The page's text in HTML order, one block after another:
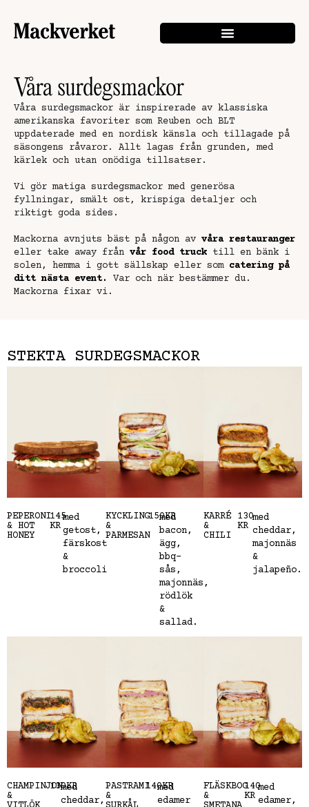
Våra surdegsmackor
Våra surdegsmackor är inspirerade av klassiska
amerikanska favoriter som Reuben och BLT
uppdaterade med en nordisk känsla och tillagade på
säsongens råvaror. Allt lagas från grunden, med
kärlek och utan onödiga tillsatser.
Vi gör matiga surdegsmackor med generösa
fyllningar, smält ost, krispiga detaljer och
riktigt goda sides.
Mackorna avnjuts bäst på någon av våra restauranger
eller take away från vår food truck till en bänk i
solen, hemma i gott sällskap eller som catering på
ditt nästa event.
Var och när bestämmer du.
Mackorna fixar vi.
STEKTA SURDEGSMACKOR
PEPERONI
& HOT
HONEY
145
KR
med
getost,
färskost
&
broccoli
KYCKLING
&
PARMESAN
150KR
med
bacon,
ägg,
bbq-
sås,
majonnäs,
rödlök
&
sallad.
KARRÉ
&
CHILI
130
KR
med
cheddar,
majonnäs
&
jalapeño.
CHAMPINJON
&
130KR
med
cheddar,
PASTRAMI
&
140KR
med
edamer
FLÄSKBOG
&
140
KR
med
edamer,